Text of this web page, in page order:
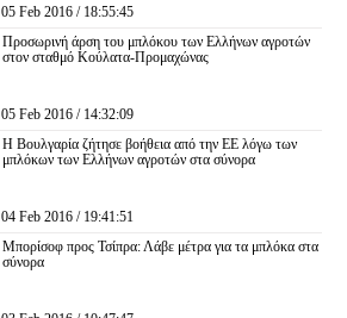
05 Feb 2016 / 18:55:45
Προσωρινή άρση του μπλόκου των Ελλήνων αγροτών
στον σταθμό Κούλατα-Προμαχώνας
05 Feb 2016 / 14:32:09
Η Βουλγαρία ζήτησε βοήθεια από την ΕΕ λόγω των
μπλόκων των Ελλήνων αγροτών στα σύνορα
04 Feb 2016 / 19:41:51
Μπορίσοφ προς Τσίπρα: Λάβε μέτρα για τα μπλόκα στα
σύνορα